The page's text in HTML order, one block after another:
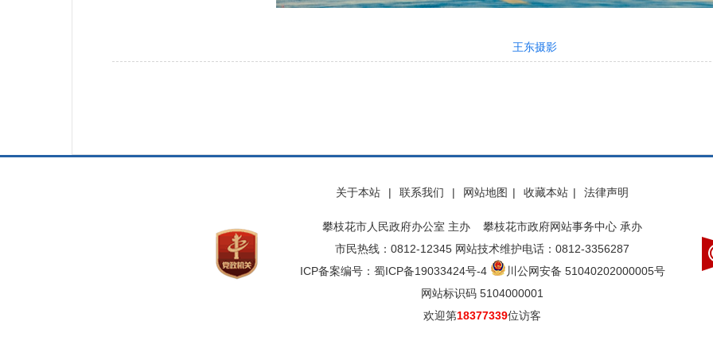
王东摄影
关于本站 | 联系我们 | 网站地图 | 收藏本站 | 法律声明
攀枝花市人民政府办公室 主办 攀枝花市政府网站事务中心 承办
市民热线：0812-12345 网站技术维护电话：0812-3356287
ICP备案编号：蜀ICP备19033424号-4
川公网安备 51040202000005号
网站标识码 5104000001
欢迎第18377339位访客